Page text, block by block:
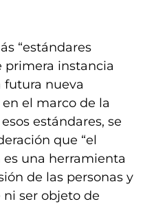
“estándares
primera instancia
futura nueva
el marco de la
estándares, se
que “el
una herramienta
de las personas y
ser objeto de